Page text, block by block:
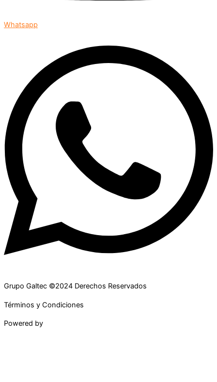
Whatsapp
Grupo Galtec ©2024 Derechos Reservados
Términos y Condiciones
Powered by